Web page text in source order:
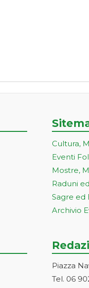
Cultura,
Eventi
Mostre,
Raduni
Sagre ed
Archivio
Piazza
Tel. 06